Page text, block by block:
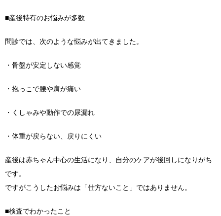
■産後特有のお悩みが多数
問診では、次のような悩みが出てきました。
・骨盤が安定しない感覚
・抱っこで腰や肩が痛い
・くしゃみや動作での尿漏れ
・体重が戻らない、戻りにくい
産後は赤ちゃん中心の生活になり、自分のケアが後回しになりがち
です。
ですがこうしたお悩みは「仕方ないこと」ではありません。
■検査でわかったこと